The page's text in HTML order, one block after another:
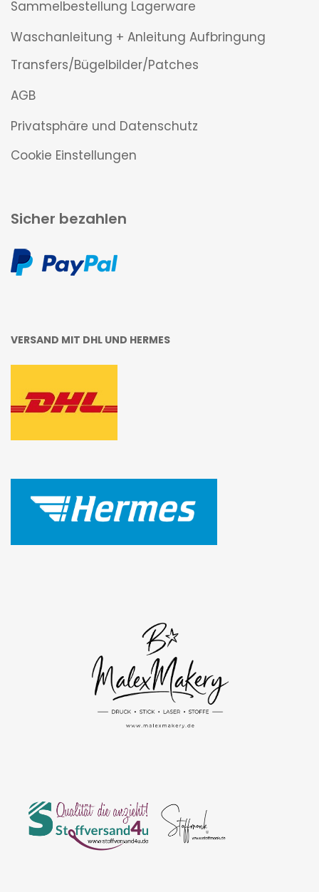
Sammelbestellung Lagerware
Waschanleitung + Anleitung Aufbringung
Transfers/Bügelbilder/Patches
AGB
Privatsphäre und Datenschutz
Cookie Einstellungen
Sicher bezahlen
VERSAND MIT DHL UND HERMES